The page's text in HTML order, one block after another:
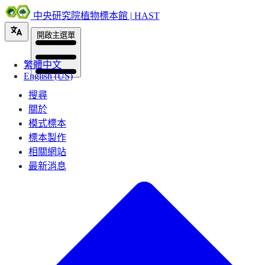
中央研究院植物標本館 | HAST
繁體中文
English (US)
開啟主選單
搜尋
關於
模式標本
標本製作
相關網站
最新消息